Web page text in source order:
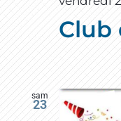
Club
sam
23